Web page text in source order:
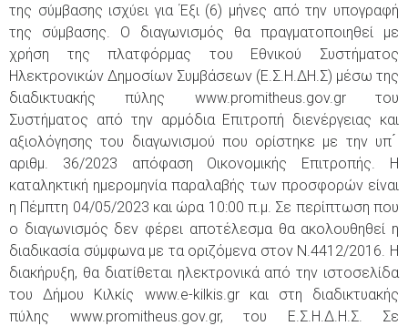
της σύμβασης ισχύει για Έξι (6) μήνες από την υπογραφή
της σύμβασης. Ο διαγωνισμός θα πραγματοποιηθεί με
χρήση της πλατφόρμας του Εθνικού Συστήματος
Ηλεκτρονικών Δημοσίων Συμβάσεων (Ε.Σ.Η.ΔΗ.Σ) μέσω της
διαδικτυακής πύλης www.promitheus.gov.gr του
Συστήματος από την αρμόδια Επιτροπή διενέργειας και
αξιολόγησης του διαγωνισμού που ορίστηκε με την υπ ́
αριθμ. 36/2023 απόφαση Οικονομικής Επιτροπής. Η
καταληκτική ημερομηνία παραλαβής των προσφορών είναι
η Πέμπτη 04/05/2023 και ώρα 10:00 π.μ. Σε περίπτωση που
ο διαγωνισμός δεν φέρει αποτέλεσμα θα ακολουθηθεί η
διαδικασία σύμφωνα με τα οριζόμενα στον Ν.4412/2016. Η
διακήρυξη, θα διατίθεται ηλεκτρονικά από την ιστοσελίδα
του Δήμου Κιλκίς www.e-kilkis.gr και στη διαδικτυακής
πύλης www.promitheus.gov.gr, του Ε.Σ.Η.Δ.Η.Σ. Σε